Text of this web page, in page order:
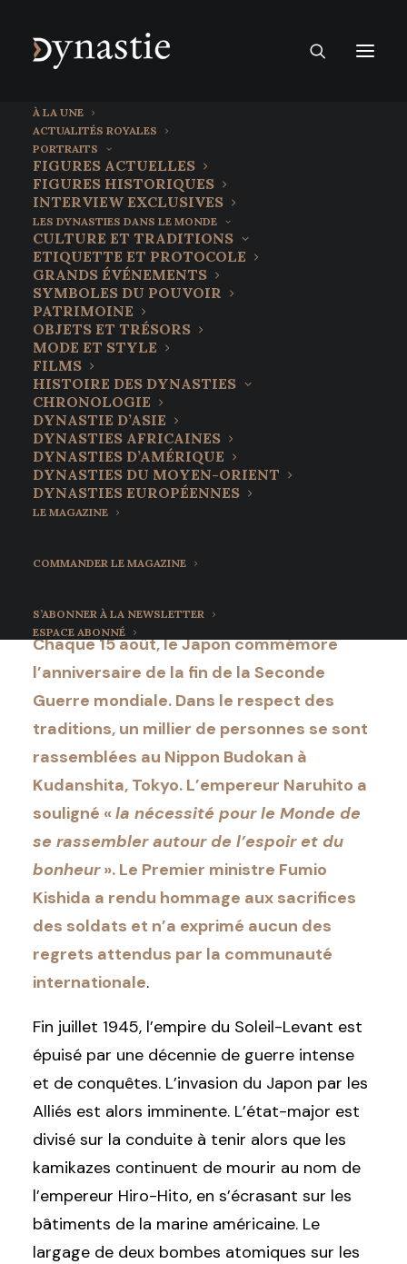
À LA UNE
ACTUALITÉS ROYALES
PORTRAITS
FIGURES ACTUELLES
FIGURES HISTORIQUES
INTERVIEW EXCLUSIVES
LES DYNASTIES DANS LE MONDE
CULTURE ET TRADITIONS
ETIQUETTE ET PROTOCOLE
GRANDS ÉVÉNEMENTS
SYMBOLES DU POUVOIR
PATRIMOINE
OBJETS ET TRÉSORS
MODE ET STYLE
FILMS
HISTOIRE DES DYNASTIES
CHRONOLOGIE
DYNASTIE D’ASIE
DYNASTIES AFRICAINES
DYNASTIES D’AMÉRIQUE
DYNASTIES DU MOYEN-ORIENT
DYNASTIES EUROPÉENNES
LE MAGAZINE
COMMANDER LE MAGAZINE
S’ABONNER À LA NEWSLETTER
ESPACE ABONNÉ
L'empereur Naruhito
commémore le 77ème
anniversaire de la
capitulation du Soleil-
Levant
15 août 2022
Chaque 15 août, le Japon commémore
l’anniversaire de la fin de la Seconde
Guerre mondiale. Dans le respect des
traditions, un millier de personnes se sont
rassemblées au Nippon Budokan à
Kudanshita, Tokyo. L’empereur Naruhito a
souligné « la nécessité pour le Monde de
se rassembler autour de l’espoir et du
bonheur». Le Premier ministre Fumio
Kishida a rendu hommage aux sacrifices
des soldats et n’a exprimé aucun des
regrets attendus par la communauté
internationale.
Fin juillet 1945, l’empire du Soleil-Levant est
épuisé par une décennie de guerre intense
et de conquêtes. L’invasion du Japon par les
Alliés est alors imminente. L’état-major est
divisé sur la conduite à tenir alors que les
kamikazes continuent de mourir au nom de
l’empereur Hiro-Hito, en s’écrasant sur les
bâtiments de la marine américaine. Le
largage de deux bombes atomiques sur les